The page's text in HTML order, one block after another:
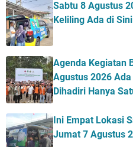
Sabtu 8 Agustus
Keliling Ada di
Agenda Kegiatan
Agustus 2026
Dihadiri Hanya
Ini Empat Lokasi
Jumat 7 Agustus